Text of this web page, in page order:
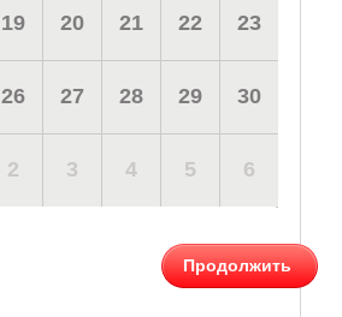
19 20 21 22 23
26 27 28 29 30
2 3 4 5 6
Продолжить